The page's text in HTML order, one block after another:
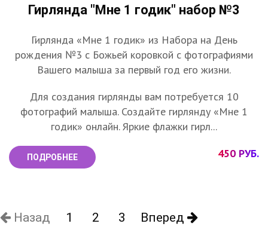
Гирлянда "Мне 1 годик" набор №3
Гирлянда «Мне 1 годик» из Набора на День
рождения №3 с Божьей коровкой с фотографиями
Вашего малыша за первый год его жизни.
Для создания гирлянды вам потребуется 10
фотографий малыша. Создайте гирлянду «Мне 1
годик» онлайн. Яркие флажки гирл...
ПОДРОБНЕЕ 450 РУБ.
Назад 1 2 3 Вперед